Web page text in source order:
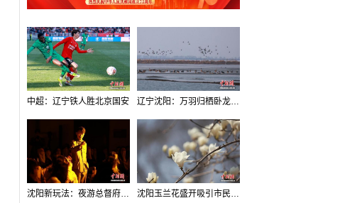
中超：辽宁铁人胜北京国安 辽宁沈阳：万羽归栖卧龙湖看群鸟齐飞
沈阳新玩法：夜游总督府，当一回“赴宴者” 沈阳玉兰花盛开吸引市民打卡